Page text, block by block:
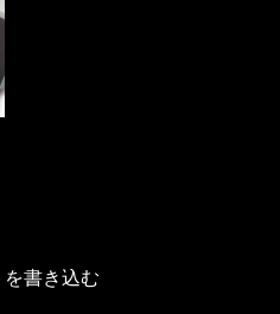
を書き込む